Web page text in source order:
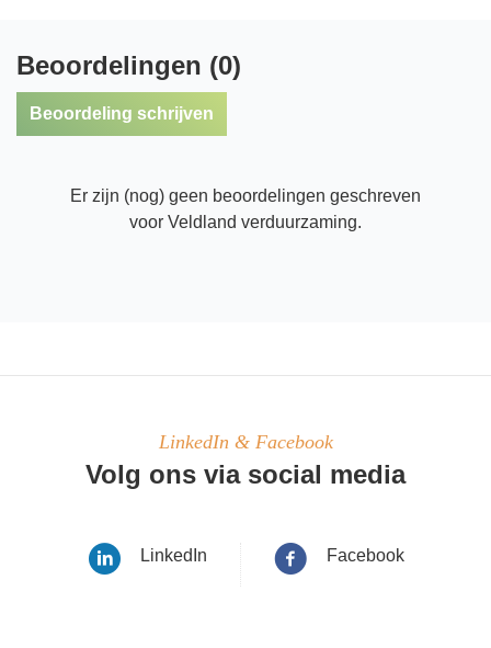
Beoordelingen (0)
Beoordeling schrijven
Er zijn (nog) geen beoordelingen geschreven
voor Veldland verduurzaming.
LinkedIn & Facebook
Volg ons via social media
LinkedIn Facebook